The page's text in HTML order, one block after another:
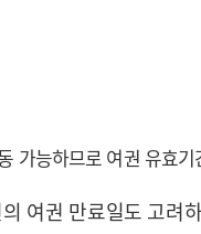
가능하므로 여권 유효
여권 만료일도 고